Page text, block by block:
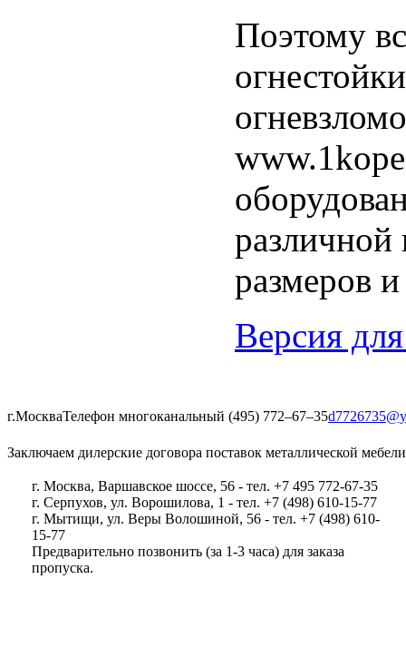
Поэтому
различной
размеров
Версия
г.МоскваТелефон многоканальный (495) 772‒67‒35
Заключаем дилерские договора поставок металлической мебели
г. Москва, Варшавское шоссе, 56 - тел. +7 495 772-67-35
г. Серпухов, ул. Ворошилова, 1 - тел. +7 (498) 610-15-77
г. Мытищи, ул. Веры Волошиной, 56 - тел. +7 (498) 610-
15-77
Предварительно позвонить (за 1-3 часа) для заказа
пропуска.